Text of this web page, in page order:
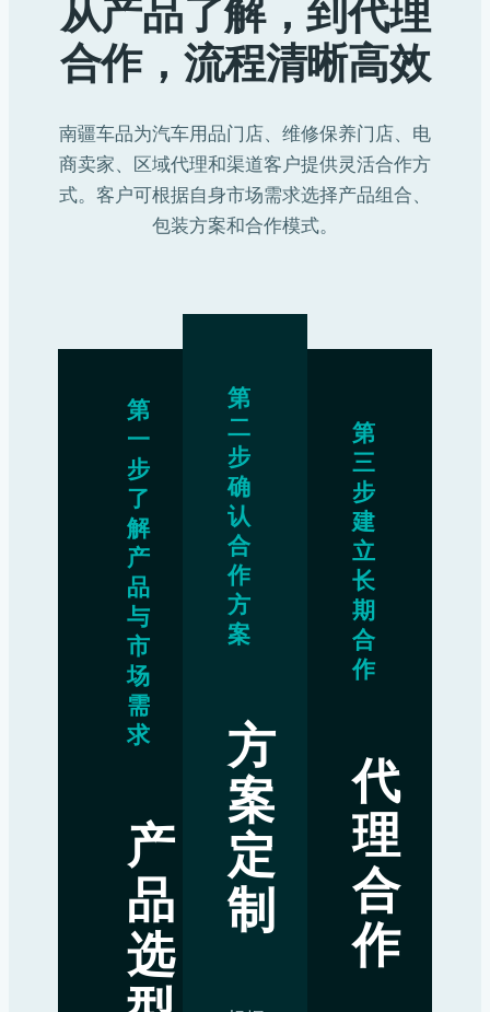
从产品了解，到代理
合作，流程清晰高效
南疆车品为汽车用品门店、维修保养门店、电
商卖家、区域代理和渠道客户提供灵活合作方
式。客户可根据自身市场需求选择产品组合、
包装方案和合作模式。
第
一
步
了
解
产
品
与
市
场
需
求
产
品
选
第
二
步
确
认
合
作
方
案
方
案
定
制
第
三
步
建
立
长
期
合
作
代
理
合
作